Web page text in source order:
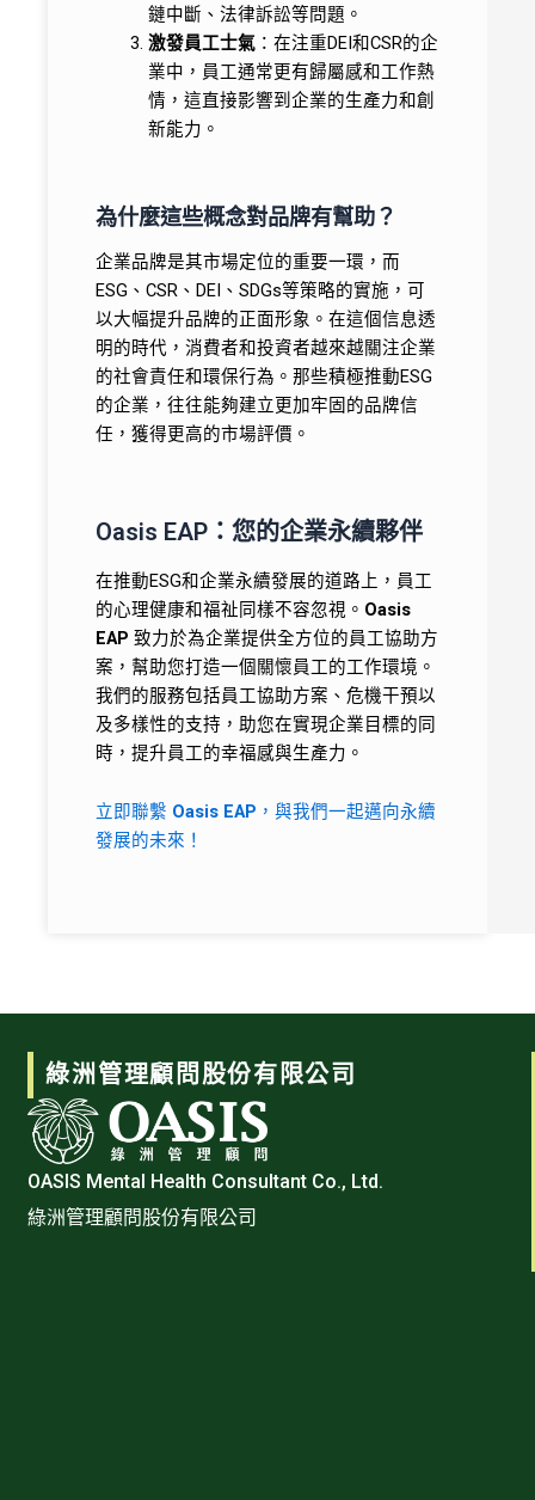
鏈中斷、法律訴訟等問題。
激發員工士氣 ：在注重DEI和CSR的企
業中，員工通常更有歸屬感和工作熱
情，這直接影響到企業的生產力和創
新能力。
為什麼這些概念對品牌有幫助？
企業品牌是其市場定位的重要一環，而
ESG、CSR、DEI、SDGs等策略的實施，可
以大幅提升品牌的正面形象。在這個信息透
明的時代，消費者和投資者越來越關注企業
的社會責任和環保行為。那些積極推動ESG
的企業，往往能夠建立更加牢固的品牌信
任，獲得更高的市場評價。
Oasis EAP：您的企業永續夥伴
在推動ESG和企業永續發展的道路上，員工
的心理健康和福祉同樣不容忽視。 Oasis
EAP 致力於為企業提供全方位的員工協助方
案，幫助您打造一個關懷員工的工作環境。
我們的服務包括員工協助方案、危機干預以
及多樣性的支持，助您在實現企業目標的同
時，提升員工的幸福感與生產力。
立即聯繫 Oasis EAP ，與我們一起邁向永續
發展的未來！
綠洲管理顧問股份有限公司
OASIS Mental Health Consultant Co., Ltd.
綠洲管理顧問股份有限公司